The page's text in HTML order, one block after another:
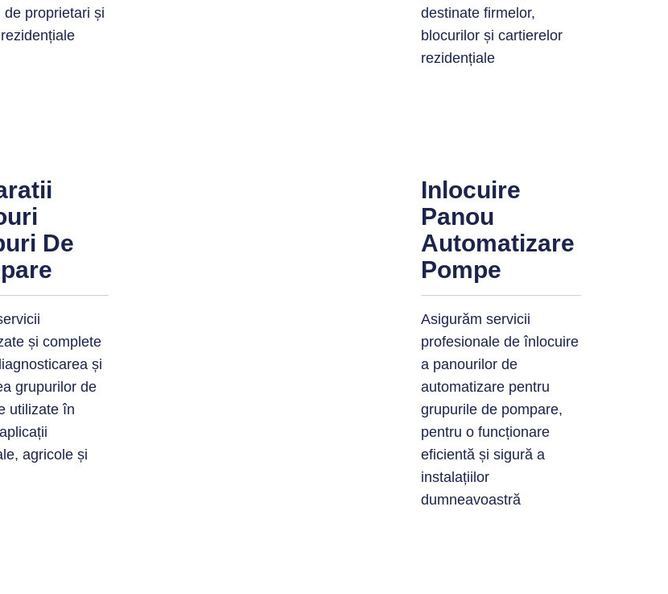
de proprietari și
destinate firmelor,
blocurilor și cartierelor
rezidențiale
De
și complete
și
grupurilor de
utilizate în
agricole și
Inlocuire
Panou
Automatizare
Pompe
Asigurăm servicii
profesionale de înlocuire
a panourilor de
automatizare pentru
grupurile de pompare,
pentru o funcționare
eficientă și sigură a
instalațiilor
dumneavoastră